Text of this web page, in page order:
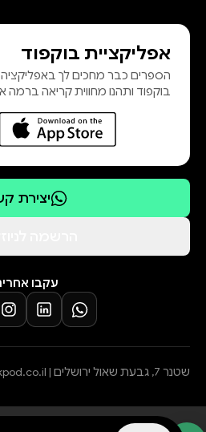
אפליקציית בוקפוד
הספרים כבר מחכים לך באפליקציה!
בוקפוד ותהנו מחווית קריאה ברמה
יצירת
עקבו
שטנר 7, גבעת שאול ירושלים |